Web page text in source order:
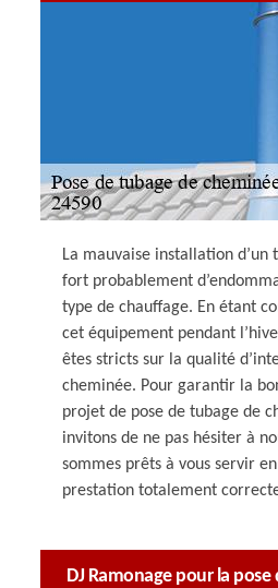
La mauvaise installation
fort probablement
type de chauffage. En étant
cet équipement pendant
êtes stricts sur la qualité
cheminée. Pour garantir la
projet de pose de tubage de
invitons de ne pas hésiter à
sommes prêts à vous servir
prestation totalement
DJ Ramonage pour la